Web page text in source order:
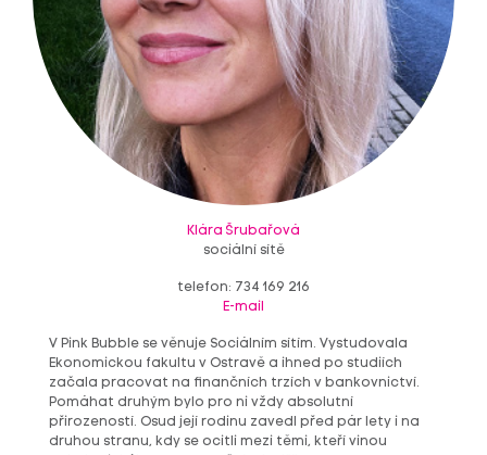
Klára Šrubařová
sociální sítě
telefon: 734 169 216
E-mail
V Pink Bubble se věnuje Sociálním sítím. Vystudovala
Ekonomickou fakultu v Ostravě a ihned po studiích
začala pracovat na finančních trzích v bankovnictví.
Pomáhat druhým bylo pro ni vždy absolutní
přirozeností. Osud její rodinu zavedl před pár lety i na
druhou stranu, kdy se ocitli mezi těmi, kteří vinou